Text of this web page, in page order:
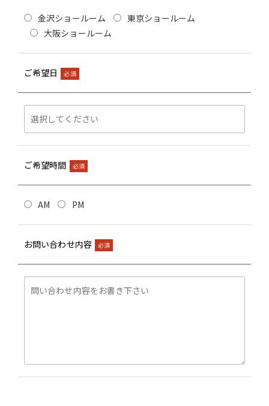
金沢ショールーム
東京ショールーム
大阪ショールーム
ご希望日 必須
ご希望時間 必須
AM PM
お問い合わせ内容 必須